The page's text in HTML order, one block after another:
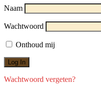
Naam
Wachtwoord
Onthoud mij
Wachtwoord vergeten?